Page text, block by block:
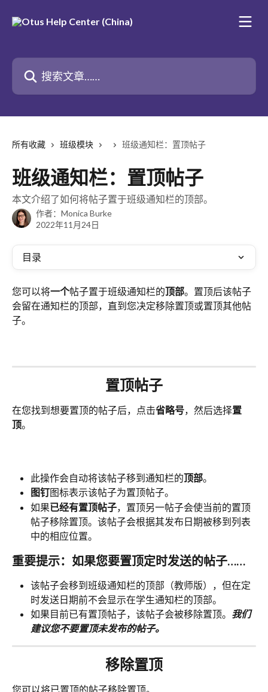
搜索文章……
所有收藏 班级模块 班级通知栏：置顶帖子
班级通知栏：置顶帖子
本文介绍了如何将帖子置于班级通知栏的顶部。
作者： Monica Burke
2022年11月24日
目录
您可以将一个帖子置于班级通知栏的顶部。置顶后该帖子
会留在通知栏的顶部，直到您决定移除置顶或置顶其他帖
子。
置顶帖子
在您找到想要置顶的帖子后，点击省略号，然后选择置
顶。
此操作会自动将该帖子移到通知栏的顶部。
图钉图标表示该帖子为置顶帖子。
如果已经有置顶帖子，置顶另一帖子会使当前的置顶
帖子移除置顶。该帖子会根据其发布日期被移到列表
中的相应位置。
重要提示：如果您要置顶定时发送的帖子……
该帖子会移到班级通知栏的顶部（教师版），但在定
时发送日期前不会显示在学生通知栏的顶部。
如果目前已有置顶帖子，该帖子会被移除置顶。 我们
建议您不要置顶未发布的帖子。
移除置顶
您可以将已置顶的帖子移除置顶。